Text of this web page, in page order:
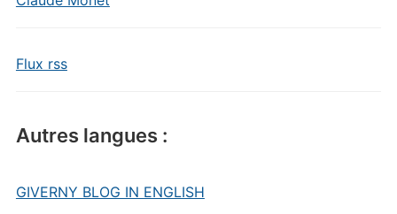
Flux rss
Autres langues :
GIVERNY BLOG IN ENGLISH